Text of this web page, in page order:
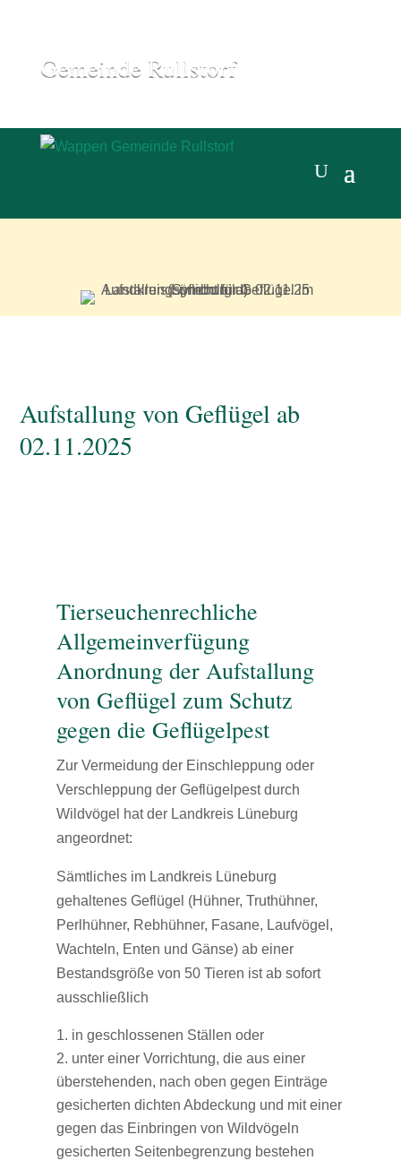
Gemeinde Rullstorf
Aufstallung von Geflügel ab
02.11.2025
Tierseuchenrechliche
Allgemeinverfügung
Anordnung der Aufstallung
von Geflügel zum Schutz
gegen die Geflügelpest
Zur Vermeidung der Einschleppung oder
Verschleppung der Geflügelpest durch
Wildvögel hat der Landkreis Lüneburg
angeordnet:
Sämtliches im Landkreis Lüneburg
gehaltenes Geflügel (Hühner, Truthühner,
Perlhühner, Rebhühner, Fasane, Laufvögel,
Wachteln, Enten und Gänse) ab einer
Bestandsgröße von 50 Tieren ist ab sofort
ausschließlich
in geschlossenen Ställen oder
unter einer Vorrichtung, die aus einer
überstehenden, nach oben gegen Einträge
gesicherten dichten Abdeckung und mit einer
gegen das Einbringen von Wildvögeln
gesicherten Seitenbegrenzung bestehen